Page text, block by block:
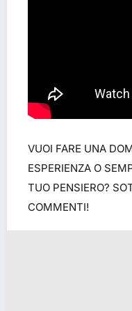
VUOI FARE UNA
ESPERIENZA O
TUO PENSIERO?
COMMENTI!